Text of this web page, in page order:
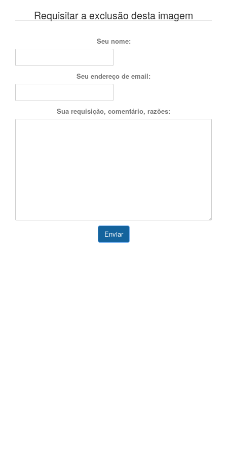
Requisitar a exclusão desta imagem
Seu nome:
Seu endereço de email:
Sua requisição, comentário, razões: